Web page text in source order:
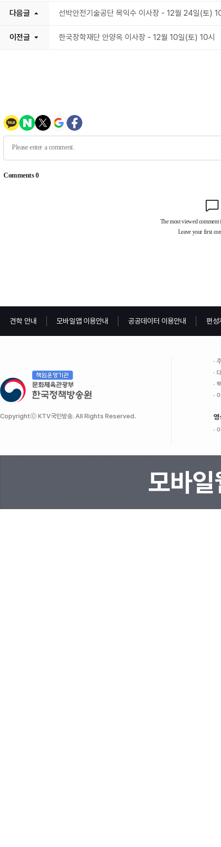
다음글 선박안전기술공단 목익수 이사장 - 12월 24일(토)
이전글 한국장학재단 안양옥 이사장 - 12월 10일(토) 10시
견학 안내 모바일앱 이용안내 공공데이터 이용안내 편성
Copyrightⓒ KTV국민방송. All Rights Reserved. 영
모바